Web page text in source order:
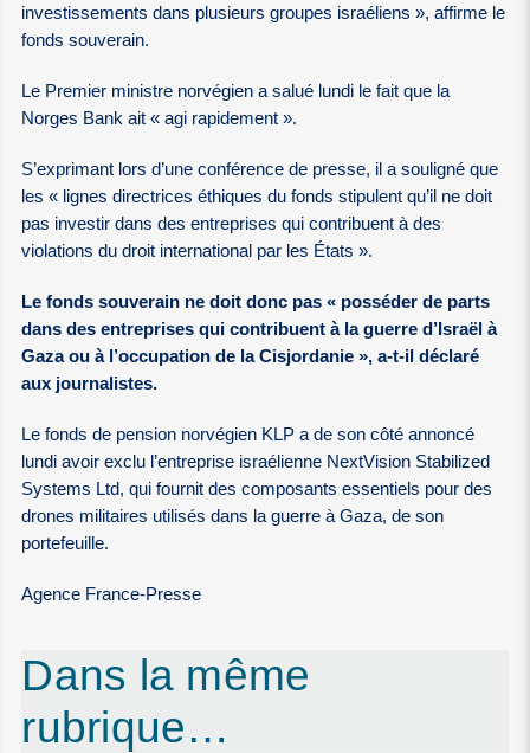
investissements dans plusieurs groupes israéliens », affirme le
fonds souverain.
Le Premier ministre norvégien a salué lundi le fait que la
Norges Bank ait « agi rapidement ».
S’exprimant lors d’une conférence de presse, il a souligné que
les « lignes directrices éthiques du fonds stipulent qu’il ne doit
pas investir dans des entreprises qui contribuent à des
violations du droit international par les États ».
Le fonds souverain ne doit donc pas « posséder de parts
dans des entreprises qui contribuent à la guerre d’Israël à
Gaza ou à l’occupation de la Cisjordanie », a-t-il déclaré
aux journalistes.
Le fonds de pension norvégien KLP a de son côté annoncé
lundi avoir exclu l’entreprise israélienne NextVision Stabilized
Systems Ltd, qui fournit des composants essentiels pour des
drones militaires utilisés dans la guerre à Gaza, de son
portefeuille.
Agence France-Presse
Dans la même
rubrique…